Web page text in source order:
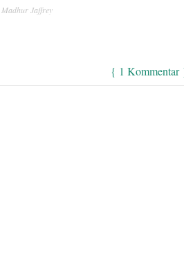
Jaffrey
{ 1 Kommentar